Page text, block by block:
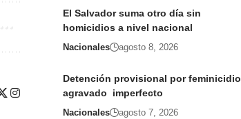
El Salvador suma otro día sin
homicidios a nivel nacional
Nacionales agosto 8, 2026
Detención provisional por feminicidio
agravado imperfecto
Nacionales agosto 7, 2026